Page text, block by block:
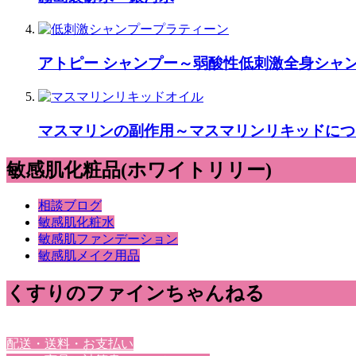
アトピー シャンプー～弱酸性低刺激全身シャ
マスマリンの副作用～マスマリンリキッドに
敏感肌化粧品(ホワイトリリー)
相談ブログ
敏感肌化粧水
敏感肌ファンデーション
敏感肌メイク用品
くすりのファインちゃんねる
配送・送料・お支払い